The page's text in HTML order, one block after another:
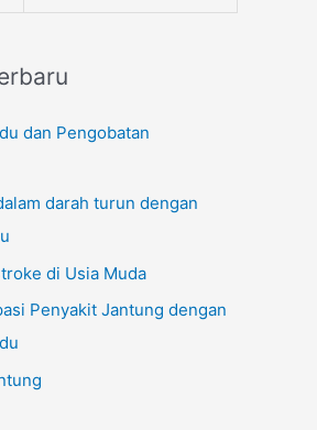
dan Pengobatan
darah turun dengan
di Usia Muda
Penyakit Jantung dengan